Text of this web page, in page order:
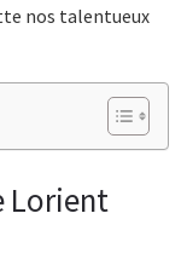
nos talentueux
Lorient